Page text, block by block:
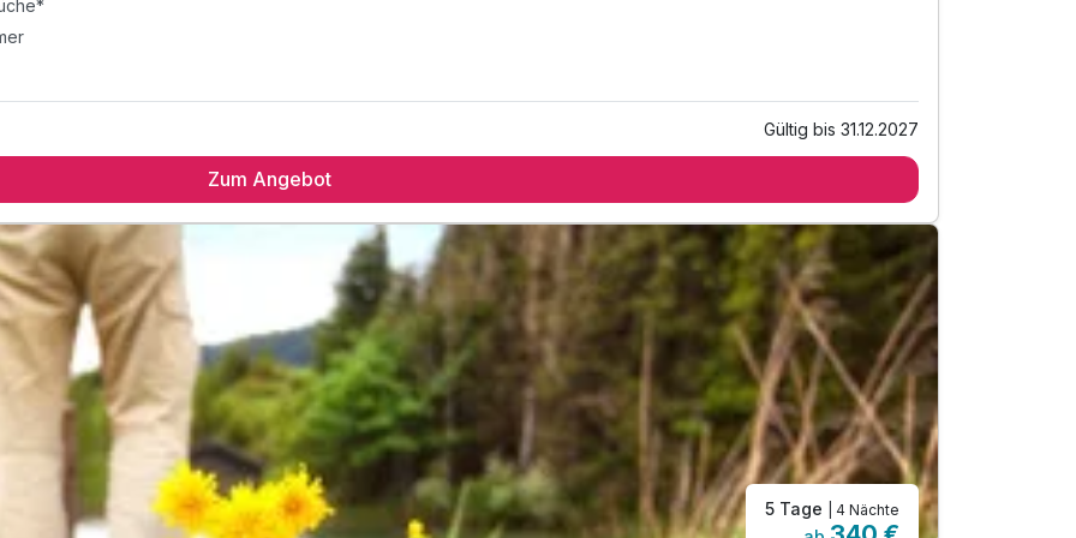
Gültig bis 31.12.2027
Zum Angebot
5 Tage | 4 Nächte